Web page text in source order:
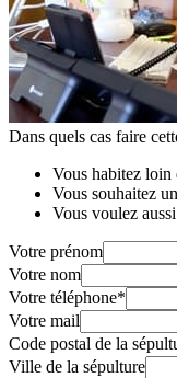
Dans quels cas faire
Vous habitez loin
Vous souhaitez
Vous voulez
Votre prénom
Votre nom
Votre téléphone*
Votre mail
Code postal de la
Ville de la sépulture